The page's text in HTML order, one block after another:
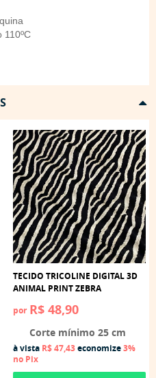
110ºC
TECIDO TRICOLINE DIGITAL 3D
ANIMAL PRINT ZEBRA
por R$ 48,90
Corte mínimo 25 cm
à vista R$ 47,43economize3%
no Pix